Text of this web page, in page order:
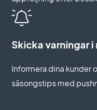
Skicka varningar i
Informera dina kunder
säsongstips med